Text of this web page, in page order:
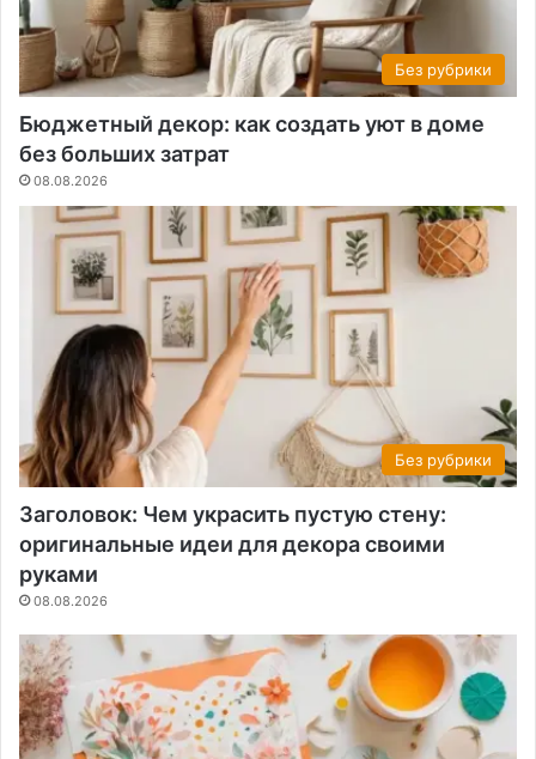
Без рубрики
Бюджетный декор: как создать уют в доме
без больших затрат
08.08.2026
Без рубрики
Заголовок: Чем украсить пустую стену:
оригинальные идеи для декора своими
руками
08.08.2026